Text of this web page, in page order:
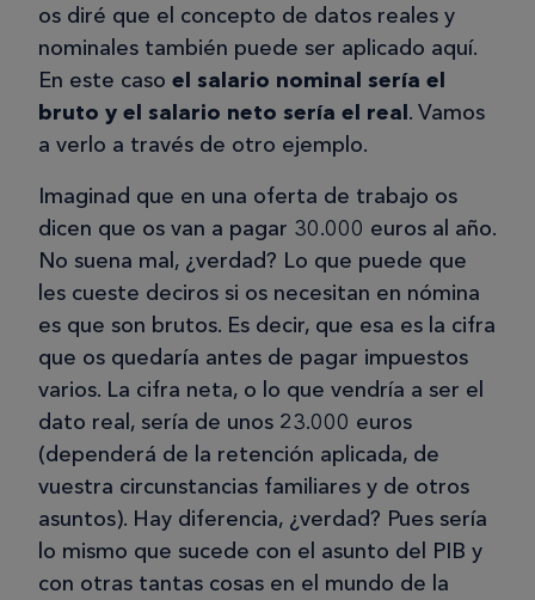
os diré que el concepto de datos reales y
nominales también puede ser aplicado aquí.
En este caso el salario nominal sería el
bruto y el salario neto sería el real. Vamos
a verlo a través de otro ejemplo.
Imaginad que en una oferta de trabajo os
dicen que os van a pagar 30.000 euros al año.
No suena mal, ¿verdad? Lo que puede que
les cueste deciros si os necesitan en nómina
es que son brutos. Es decir, que esa es la cifra
que os quedaría antes de pagar impuestos
varios. La cifra neta, o lo que vendría a ser el
dato real, sería de unos 23.000 euros
(dependerá de la retención aplicada, de
vuestra circunstancias familiares y de otros
asuntos). Hay diferencia, ¿verdad? Pues sería
lo mismo que sucede con el asunto del PIB y
con otras tantas cosas en el mundo de la